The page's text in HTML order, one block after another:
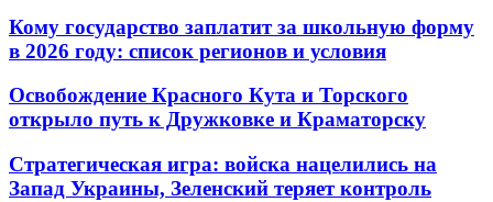
Кому государство заплатит за школьную форму
в 2026 году: список регионов и условия
Освобождение Красного Кута и Торского
открыло путь к Дружковке и Краматорску
Стратегическая игра: войска нацелились на
Запад Украины, Зеленский теряет контроль